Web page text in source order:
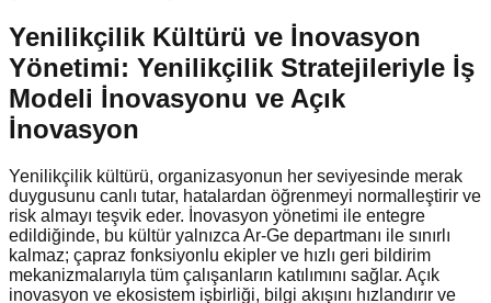
Yenilikçilik Kültürü ve İnovasyon
Yönetimi: Yenilikçilik Stratejileriyle İş
Modeli İnovasyonu ve Açık
İnovasyon
Yenilikçilik kültürü, organizasyonun her seviyesinde merak
duygusunu canlı tutar, hatalardan öğrenmeyi normalleştirir ve
risk almayı teşvik eder. İnovasyon yönetimi ile entegre
edildiğinde, bu kültür yalnızca Ar-Ge departmanı ile sınırlı
kalmaz; çapraz fonksiyonlu ekipler ve hızlı geri bildirim
mekanizmalarıyla tüm çalışanların katılımını sağlar. Açık
inovasyon ve ekosistem işbirliği, bilgi akışını hızlandırır ve